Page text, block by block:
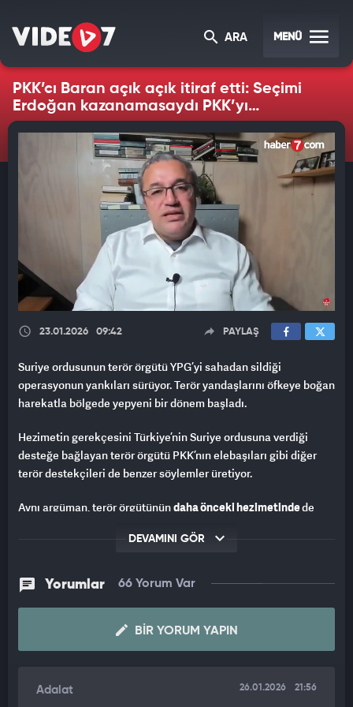
ARA MENÜ
PKK’cı Baran açık açık itiraf etti: Seçimi
Erdoğan kazanamasaydı PKK’yı
Suriye’den kazıyan operasyonlar
yapılamazdı
23.01.2026 09:42 PAYLAŞ
Suriye ordusunun terör örgütü YPG’yi sahadan sildiği
operasyonun yankıları sürüyor. Terör yandaşlarını öfkeye boğan
harekatla bölgede yepyeni bir dönem başladı.
Hezimetin gerekçesini Türkiye’nin Suriye ordusuna verdiği
desteğe bağlayan terör örgütü PKK’nın elebaşıları gibi diğer
terör destekçileri de benzer söylemler üretiyor.
Aynı argüman, terör örgütünündaha önceki hezimetindede
(PAKURD) kurucusu firari İbrahim Halil Baran
Suriye’nin kuzeyinde Münbiç-Tel Rıfat hattından temizlendiği
Aralık 2024’te yaptığı değerlendirmede “
kazanamasa bunlar olmazdı” demişti.
Erdoğan’ın gücünü kırmak amacıyla Kemal Kılıçdaroğlu’nu
DEVAMINI GÖR
Yorumlar 66 Yorum Var
BIR YORUM YAPIN
Adalat 26.01.2026 21:56